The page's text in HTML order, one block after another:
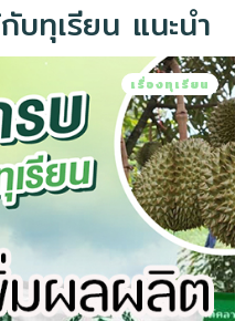
ทุเรียน แนะนำ
เรื่องทุเรียน